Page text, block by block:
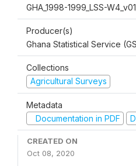
GHA_1998-1999_LSS-
Producer(s)
Ghana Statistical Service
Collections
Agricultural Surveys
Metadata
Documentation in PDF
CREATED ON
Oct 08, 2020